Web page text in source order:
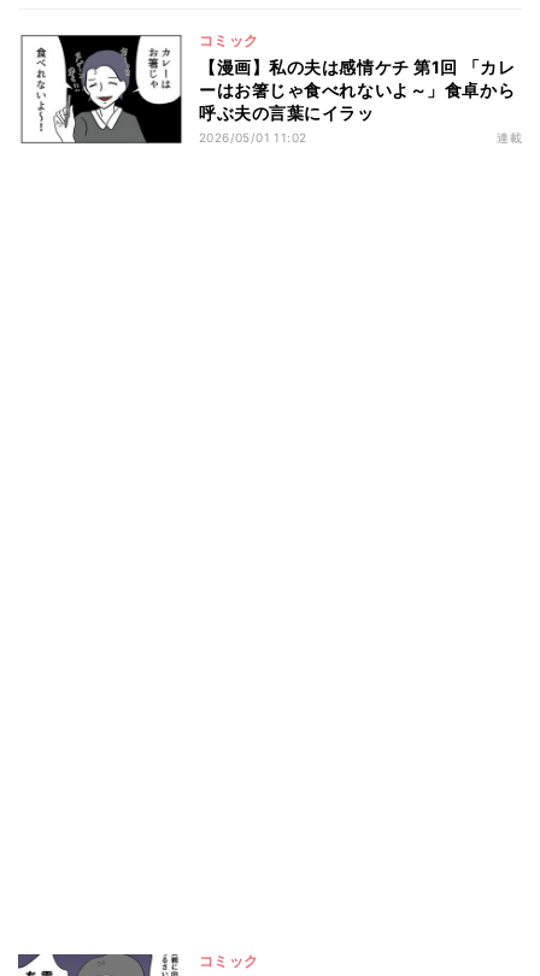
コミック
【漫画】私の夫は感情ケチ 第1回 「カレ
ーはお箸じゃ食べれないよ～」食卓から
呼ぶ夫の言葉にイラッ
2026/05/01 11:02 連載
コミック